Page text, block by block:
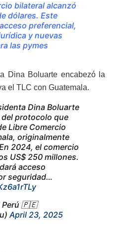
bilateral alcanzó
dólares. Este
preferencial,
y nuevas
las pymes
Dina Boluarte encabezó la
el TLC con Guatemala.
Dina Boluarte
protocolo que
Libre Comercio
originalmente
2024, el comercio
US$ 250 millones.
acceso
seguridad…
Perú 🇵🇪
April 23, 2025